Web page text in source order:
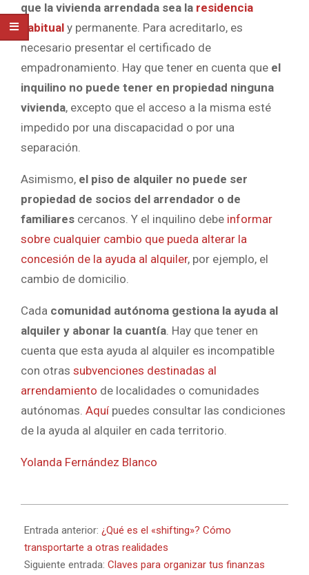
que la vivienda arrendada sea la residencia
habitual y permanente. Para acreditarlo, es
necesario presentar el certificado de
empadronamiento. Hay que tener en cuenta que el
inquilino no puede tener en propiedad ninguna
vivienda, excepto que el acceso a la misma esté
impedido por una discapacidad o por una
separación.
Asimismo, el piso de alquiler no puede ser
propiedad de socios del arrendador o de
familiares cercanos. Y el inquilino debe informar
sobre cualquier cambio que pueda alterar la
concesión de la ayuda al alquiler, por ejemplo, el
cambio de domicilio.
Cada comunidad autónoma gestiona la ayuda al
alquiler y abonar la cuantía. Hay que tener en
cuenta que esta ayuda al alquiler es incompatible
con otras subvenciones destinadas al
arrendamiento de localidades o comunidades
autónomas. Aquí puedes consultar las condiciones
de la ayuda al alquiler en cada territorio.
Yolanda Fernández Blanco
11-
07
Entrada anterior: ¿Qué es el «shifting»? Cómo
transportarte a otras realidades
Siguiente entrada: Claves para organizar tus finanzas